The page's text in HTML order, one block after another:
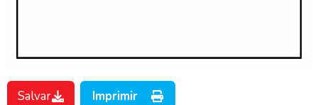
Salvar Imprimir